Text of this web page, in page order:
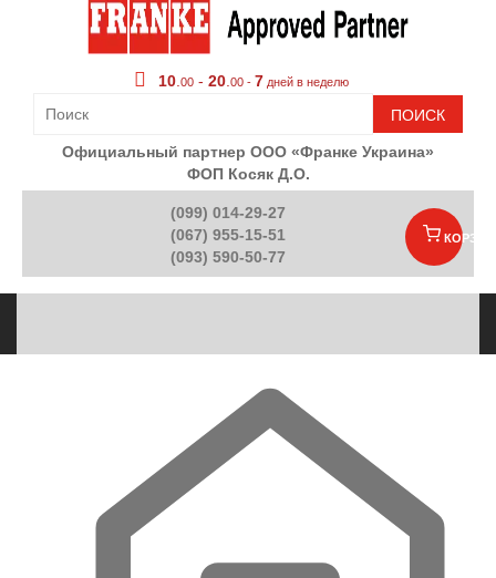
10 00 - 20 00 - 7 дней в неделю
ПОИСК
Официальный партнер ООО «Франке Украина»
ФОП Косяк Д.О.
(099) 014-29-27
(067) 955-15-51
(093) 590-50-77